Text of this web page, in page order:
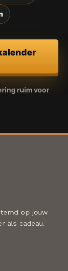
ruim voor
op jouw
als cadeau.